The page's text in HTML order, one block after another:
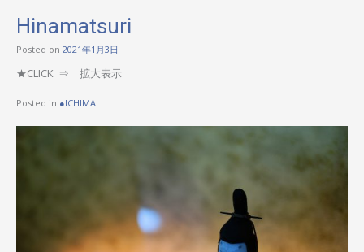
Hinamatsuri
Posted on 2021年1月3日
★CLICK ⇒ 拡大表示
Posted in ●ICHIMAI